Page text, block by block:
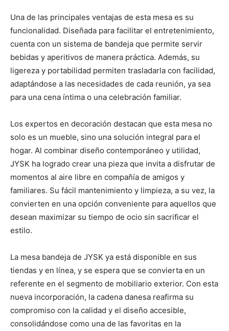
Una de las principales ventajas de esta mesa es su
funcionalidad. Diseñada para facilitar el entretenimiento,
cuenta con un sistema de bandeja que permite servir
bebidas y aperitivos de manera práctica. Además, su
ligereza y portabilidad permiten trasladarla con facilidad,
adaptándose a las necesidades de cada reunión, ya sea
para una cena íntima o una celebración familiar.
Los expertos en decoración destacan que esta mesa no
solo es un mueble, sino una solución integral para el
hogar. Al combinar diseño contemporáneo y utilidad,
JYSK ha logrado crear una pieza que invita a disfrutar de
momentos al aire libre en compañía de amigos y
familiares. Su fácil mantenimiento y limpieza, a su vez, la
convierten en una opción conveniente para aquellos que
desean maximizar su tiempo de ocio sin sacrificar el
estilo.
La mesa bandeja de JYSK ya está disponible en sus
tiendas y en línea, y se espera que se convierta en un
referente en el segmento de mobiliario exterior. Con esta
nueva incorporación, la cadena danesa reafirma su
compromiso con la calidad y el diseño accesible,
consolidándose como una de las favoritas en la